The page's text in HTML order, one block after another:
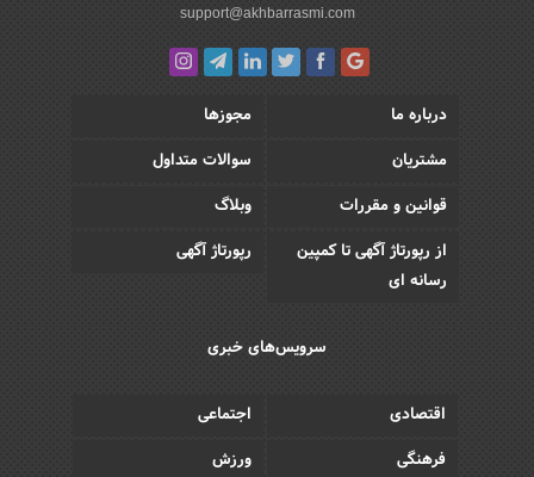
support@akhbarrasmi.com
درباره ما
مجوزها
مشتریان
سوالات متداول
قوانین و مقررات
وبلاگ
از رپورتاژ آگهی تا کمپین
رسانه ای
رپورتاژ آگهی
سرویس‌های خبری
اقتصادی
اجتماعی
فرهنگی
ورزش